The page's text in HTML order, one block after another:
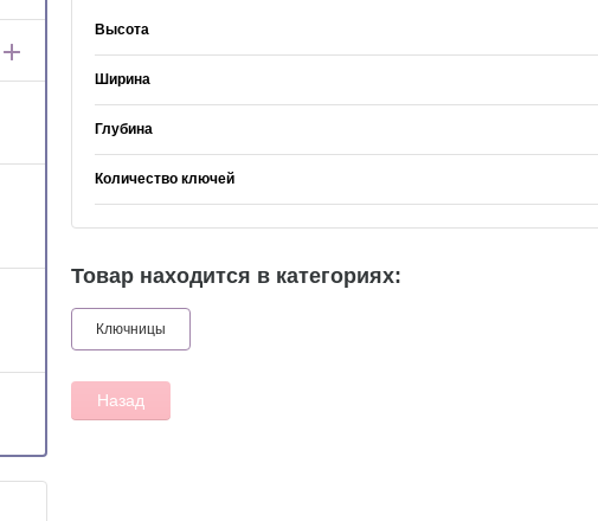
Высота
Ширина
Глубина
Количество ключей
Товар находится в категориях:
Ключницы
Назад